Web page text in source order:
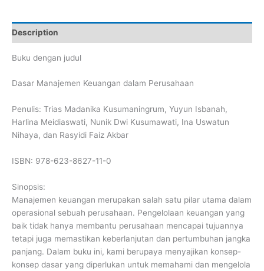
Description
Buku dengan judul
Dasar Manajemen Keuangan dalam Perusahaan
Penulis: Trias Madanika Kusumaningrum, Yuyun Isbanah,
Harlina Meidiaswati, Nunik Dwi Kusumawati, Ina Uswatun
Nihaya, dan Rasyidi Faiz Akbar
ISBN: 978-623-8627-11-0
Sinopsis:
Manajemen keuangan merupakan salah satu pilar utama dalam
operasional sebuah perusahaan. Pengelolaan keuangan yang
baik tidak hanya membantu perusahaan mencapai tujuannya
tetapi juga memastikan keberlanjutan dan pertumbuhan jangka
panjang. Dalam buku ini, kami berupaya menyajikan konsep-
konsep dasar yang diperlukan untuk memahami dan mengelola